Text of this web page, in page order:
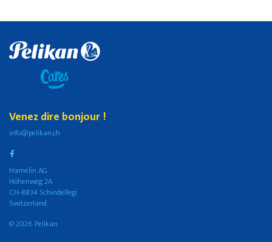
Venez dire bonjour !
info@pelikan.ch
Hamelin AG
Höhenweg 2A
CH-8834 Schindellegi
Switzerland
© 2026 Pelikan